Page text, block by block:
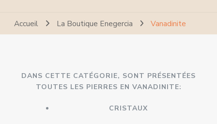
Accueil La Boutique Enegercia Vanadinite
DANS CETTE CATÉGORIE, SONT PRÉSENTÉES
TOUTES LES PIERRES EN VANADINITE:
CRISTAUX